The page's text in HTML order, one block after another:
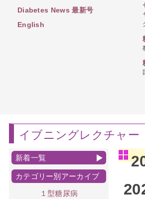
Diabetes News 最新号
English
イブニングレクチャー
新着一覧
カテゴリー別アーカイブ
１型糖尿病